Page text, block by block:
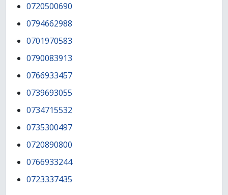
0720500690
0794662988
0701970583
0790083913
0766933457
0739693055
0734715532
0735300497
0720890800
0766933244
0723337435